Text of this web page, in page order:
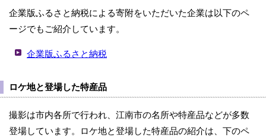
企業版ふるさと納税による寄附をいただいた企業は以下のペ
ージでもご紹介しています。
企業版ふるさと納税
ロケ地と登場した特産品
撮影は市内各所で行われ、江南市の名所や特産品などが多数
登場しています。ロケ地と登場した特産品の紹介は、下のペ